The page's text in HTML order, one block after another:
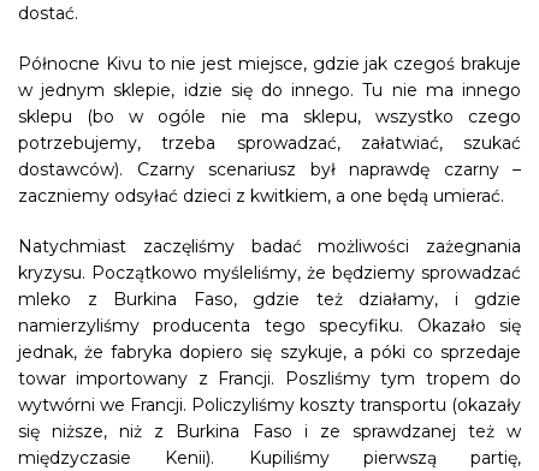
dostać.
Północne Kivu to nie jest miejsce, gdzie jak czegoś brakuje
w jednym sklepie, idzie się do innego. Tu nie ma innego
sklepu (bo w ogóle nie ma sklepu, wszystko czego
potrzebujemy, trzeba sprowadzać, załatwiać, szukać
dostawców). Czarny scenariusz był naprawdę czarny –
zaczniemy odsyłać dzieci z kwitkiem, a one będą umierać.
Natychmiast zaczęliśmy badać możliwości zażegnania
kryzysu. Początkowo myśleliśmy, że będziemy sprowadzać
mleko z Burkina Faso, gdzie też działamy, i gdzie
namierzyliśmy producenta tego specyfiku. Okazało się
jednak, że fabryka dopiero się szykuje, a póki co sprzedaje
towar importowany z Francji. Poszliśmy tym tropem do
wytwórni we Francji. Policzyliśmy koszty transportu (okazały
się niższe, niż z Burkina Faso i ze sprawdzanej też w
międzyczasie Kenii). Kupiliśmy pierwszą partię,